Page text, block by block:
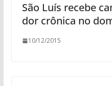
São Luís recebe
dor crônica no
10/12/2015